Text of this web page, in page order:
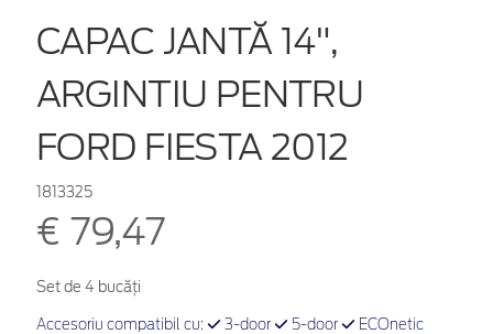
CAPAC JANTĂ 14",
ARGINTIU PENTRU
FORD FIESTA 2012
1813325
€ 79,47
Set de 4 bucăţi
Accesoriu compatibil cu: 3-door 5-door ECOnetic